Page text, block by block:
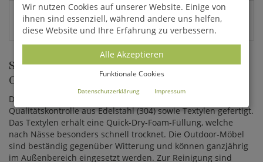
EAN:
4056026350502
STILVOLLE OUTDOOR-STÜHLE ALS
GARTENDEKO
Dieser robuste Gartenstuhl wird unter ständiger
Qualitätskontrolle aus Edelstahl (304) sowie Textylen gefertigt.
Das Textylen erhält eine Quick-Dry-Foam-Füllung, welche
nach Nässe besonders schnell trocknet. Die Outdoor-Möbel
sind beständig gegenüber Witterung und können ganzjährig
im Außenbereich eingesetzt werden. Zur Reinigung sind
Wir nutzen Cookies auf unserer Website. Einige von
ihnen sind essenziell, während andere uns helfen,
diese Website und Ihre Erfahrung zu verbessern.
Alle Akzeptieren
Funktionale Cookies
Datenschutzerklärung Impressum